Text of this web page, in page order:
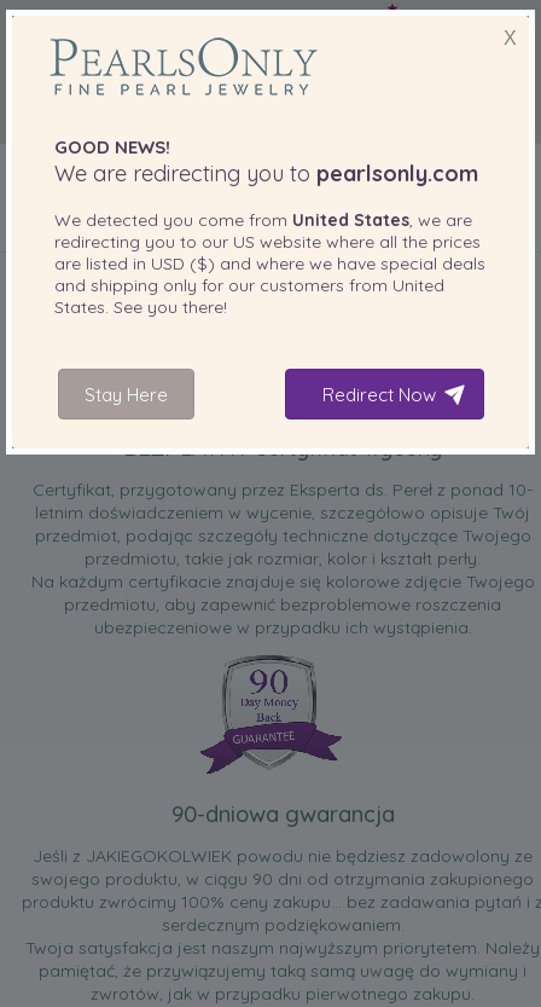
DOŁĄCZONE DO TWOJEGO PRODUKTU
BEZPŁATNY certyfikat wyceny
Certyfikat, przygotowany przez Eksperta ds. Pereł z ponad 10-
letnim doświadczeniem w wycenie, szczegółowo opisuje Twój
przedmiot, podając szczegóły techniczne dotyczące Twojego
przedmiotu, takie jak rozmiar, kolor i kształt perły.
Na każdym certyfikacie znajduje się kolorowe zdjęcie Twojego
przedmiotu, aby zapewnić bezproblemowe roszczenia
ubezpieczeniowe w przypadku ich wystąpienia.
90-dniowa gwarancja
Jeśli z JAKIEGOKOLWIEK powodu nie będziesz zadowolony ze
swojego produktu, w ciągu 90 dni od otrzymania zakupionego
produktu zwrócimy 100% ceny zakupu... bez zadawania pytań i
serdecznym podziękowaniem.
Twoja satysfakcja jest naszym najwyższym priorytetem. Należy
pamiętać, że przywiązujemy taką samą uwagę do wymiany i
zwrotów, jak w przypadku pierwotnego zakupu.
X
GOOD NEWS!
We are redirecting you to pearlsonly.com
We detected you come from United States , we are
redirecting you to our US website where all the prices
are listed in USD ($) and where we have special deals
and shipping only for our customers from United
States . See you there!
Stay Here Redirect Now